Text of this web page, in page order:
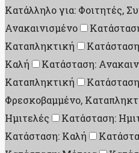
Κατάλληλο για: Φοιτητές,
Ανακαινισμένο
Καταπληκτική
Καλή
Κατάσταση:
Καταπληκτική
Φρεσκοβαμμένο,
Ημιτελές
Κατάσταση:
Κατάσταση: Καλή